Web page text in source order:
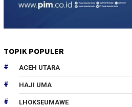
TOPIK POPULER
ACEH UTARA
HAJI UMA
LHOKSEUMAWE